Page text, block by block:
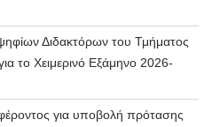
Διδακτόρων του Τμήματος
το Χειμερινό Εξάμηνο 2026-
για υποβολή πρότασης